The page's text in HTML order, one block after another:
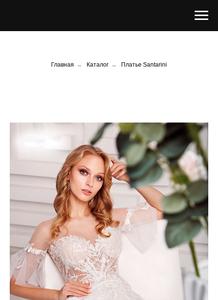
Главная → Каталог → Платье Santarini​